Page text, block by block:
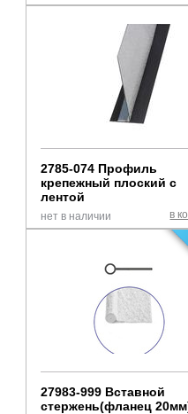
2785-074 Профиль
крепежный плоский с
лентой
в
нет в наличии
27983-999 Вставной
стержень(фланец